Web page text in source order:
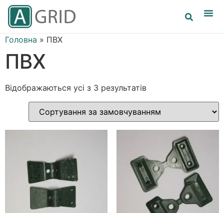
Головна » ПВХ
ПВХ
Відображаються усі з 3 результатів